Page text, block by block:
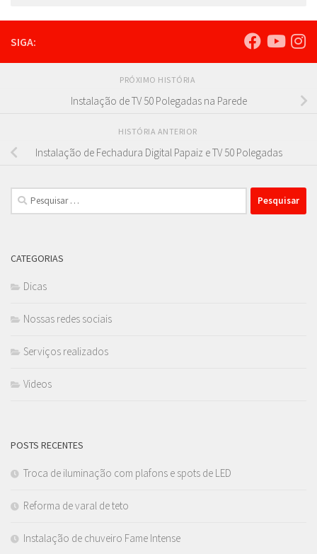
SIGA:
PRÓXIMO HISTÓRIA
Instalação de TV 50 Polegadas na Parede
HISTÓRIA ANTERIOR
Instalação de Fechadura Digital Papaiz e TV 50 Polegadas
Pesquisar
por:
CATEGORIAS
Dicas
Nossas redes sociais
Serviços realizados
Videos
POSTS RECENTES
Troca de iluminação com plafons e spots de LED
Reforma de varal de teto
Instalação de chuveiro Fame Intense